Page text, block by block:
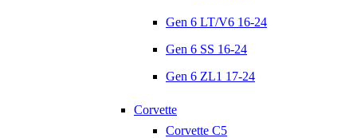
Gen 6 LT/V6 16-24
Gen 6 SS 16-24
Gen 6 ZL1 17-24
Corvette
Corvette C5